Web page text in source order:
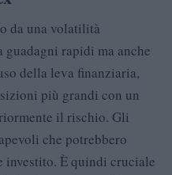
da una volatilità
rapidi ma anche
della leva finanziaria,
più grandi con un
il rischio. Gli
che potrebbero
investito. È quindi cruciale